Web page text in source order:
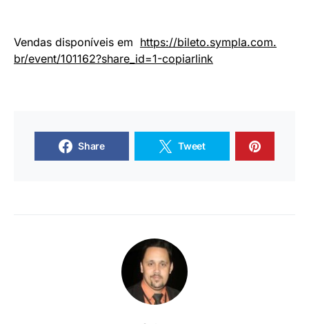
Vendas disponíveis em https://bileto.sympla.com.
br/event/101162?share_id=1-copiarlink
Share Tweet